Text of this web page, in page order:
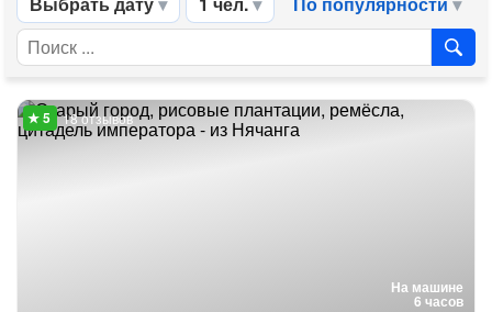
На машине
6 часов
18 отзывов